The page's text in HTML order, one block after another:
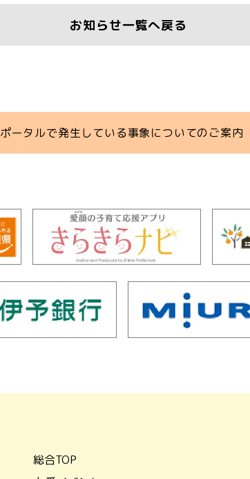
お知らせ一覧へ戻る
ータルで発生している事象についてのご案内
総合TOP